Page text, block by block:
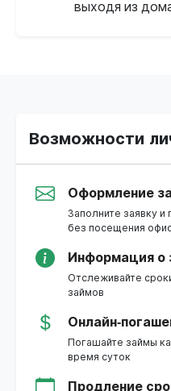
выходя из
Возможности
Оформление
Заполните заявку и
без посещения
Информация о
Отслеживайте
займов
Онлайн-
Погашайте займы
время суток
Продление